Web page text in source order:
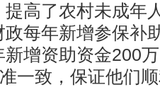
高了农村未成年
每年新增参保补
增资助资金200
一致，保证他们